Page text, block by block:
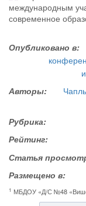
Опубликовано в:
Авторы:
Рубрика:
Рейтинг:
Статья
Размещено в:
1 МБДОУ «Д/С №48